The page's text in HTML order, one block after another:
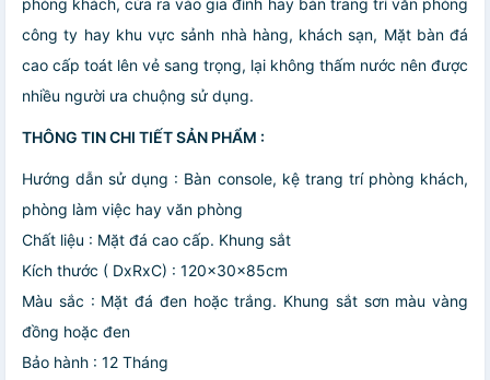
công ty hay khu vực sảnh nhà hàng, khách sạn, Mặt bàn đá
cao cấp toát lên vẻ sang trọng, lại không thấm nước nên được
nhiều người ưa chuộng sử dụng.
THÔNG TIN CHI TIẾT SẢN PHẨM :
Hướng dẫn sử dụng : Bàn console, kệ trang trí phòng khách,
phòng làm việc hay văn phòng
Chất liệu : Mặt đá cao cấp. Khung sắt
Kích thước ( DxRxC) : 120x30x85cm
Màu sắc : Mặt đá đen hoặc trắng. Khung sắt sơn màu vàng
đồng hoặc đen
Bảo hành : 12 Tháng